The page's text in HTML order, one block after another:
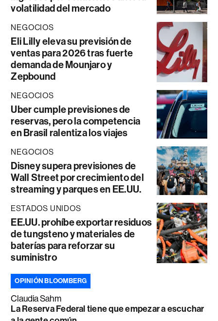
volatilidad del mercado
NEGOCIOS
Eli Lilly eleva su previsión de
ventas para 2026 tras fuerte
demanda de Mounjaro y
Zepbound
NEGOCIOS
Uber cumple previsiones de
reservas, pero la competencia
en Brasil ralentiza los viajes
NEGOCIOS
Disney supera previsiones de
Wall Street por crecimiento del
streaming y parques en EE.UU.
ESTADOS UNIDOS
EE.UU. prohíbe exportar residuos
de tungsteno y materiales de
baterías para reforzar su
suministro
OPINIÓN BLOOMBERG
Claudia Sahm
La Reserva Federal tiene que empezar a escuchar